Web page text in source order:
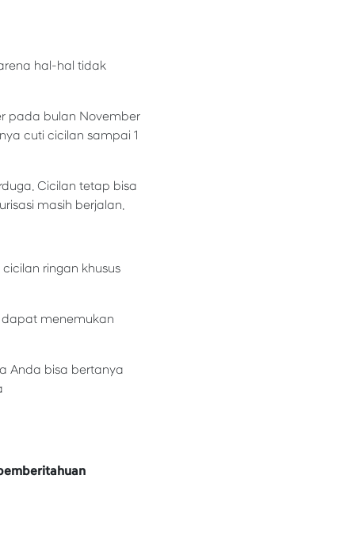
hal-hal tidak
pada bulan November
cuti cicilan sampai 1
Cicilan tetap bisa
masih berjalan.
ringan khusus
dapat menemukan
Anda bisa bertanya